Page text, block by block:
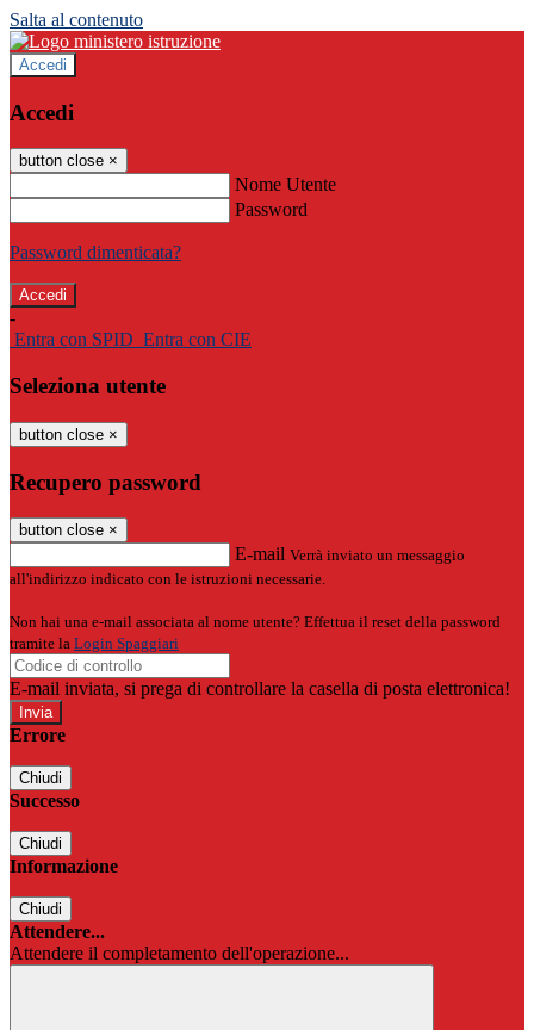
Salta al contenuto
Accedi
Accedi
button close ×
Nome Utente
Password
Password dimenticata?
-
Entra con SPID Entra con CIE
Seleziona utente
button close ×
Recupero password
button close ×
E-mail Verrà inviato un messaggio
all'indirizzo indicato con le istruzioni necessarie.
Non hai una e-mail associata al nome utente? Effettua il reset della password
tramite la Login Spaggiari
E-mail inviata, si prega di controllare la casella di posta elettronica!
Errore
Chiudi
Successo
Chiudi
Informazione
Chiudi
Attendere...
Attendere il completamento dell'operazione...